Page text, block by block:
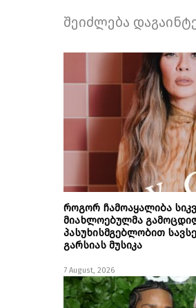
შეიძლება
როგორ ჩამოაყალიბა
მიახლოებულმა
პასუხისმგებლობით
გარსიას მუსიკა
7 August, 2026